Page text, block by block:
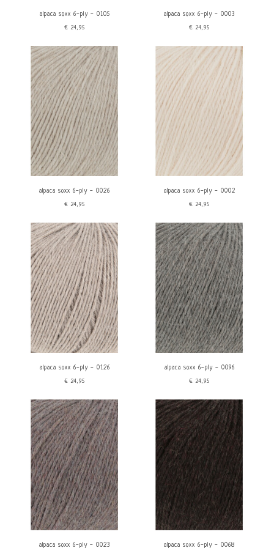
€0 €
alpaca soxx 6-ply - 0105
€24,95
alpaca soxx 6-ply - 0003
€24,95
alpaca soxx 6-ply - 0026
€24,95
alpaca soxx 6-ply - 0002
€24,95
alpaca soxx 6-ply - 0126
€24,95
alpaca soxx 6-ply - 0096
€24,95
alpaca soxx 6-ply - 0023 alpaca soxx 6-ply - 0068